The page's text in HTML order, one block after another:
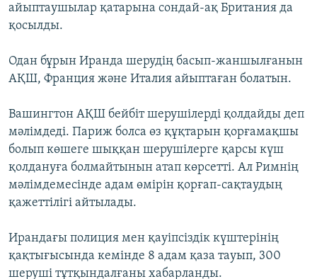
айыптаушылар қатарына сондай-ақ Британия да
қосылды.
Одан бұрын Иранда шерудің басып-жаншылғанын
АҚШ, Франция және Италия айыптаған болатын.
Вашингтон АҚШ бейбіт шерушілерді қолдайды деп
мәлімдеді. Париж болса өз құқтарын қорғамақшы
болып көшеге шыққан шерушілерге қарсы күш
қолдануға болмайтынын атап көрсетті. Ал Римнің
мәлімдемесінде адам өмірін қорғап-сақтаудың
қажеттілігі айтылады.
Ирандағы полиция мен қауіпсіздік күштерінің
қақтығысында кемінде 8 адам қаза тауып, 300
шеруші тұтқындалғаны хабарланды.